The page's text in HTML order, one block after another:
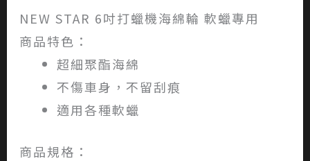
NEW STAR 6吋打蠟機海綿輪 軟蠟專用
商品特色：
超細聚酯海綿
不傷車身，不留刮痕
適用各種軟蠟
商品規格：